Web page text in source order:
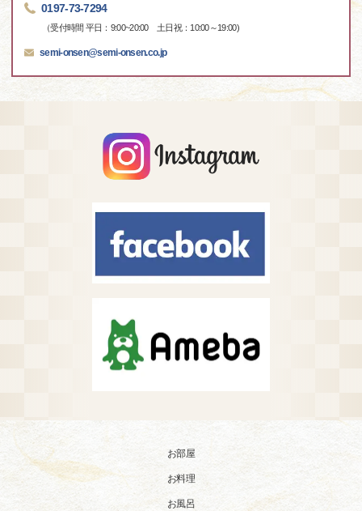
0197-73-7294
（受付時間 平日：9:00~20:00 土日祝：10:00～19:00)
semi-onsen@semi-onsen.co.jp
お部屋
お料理
お風呂